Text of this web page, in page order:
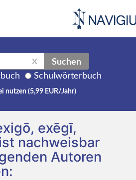
X Suchen
Schulwörterbuch
nutzen (5,99 EUR/Jahr)
exēgī,
nachweisbar
Autoren